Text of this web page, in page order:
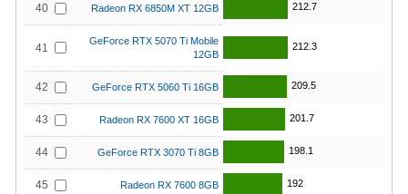
40 Radeon RX 6850M XT 12GB 212.7
41
GeForce RTX 5070 Ti Mobile
12GB
212.3
42 GeForce RTX 5060 Ti 16GB 209.5
43 Radeon RX 7600 XT 16GB 201.7
44 GeForce RTX 3070 Ti 8GB 198.1
45 Radeon RX 7600 8GB 192